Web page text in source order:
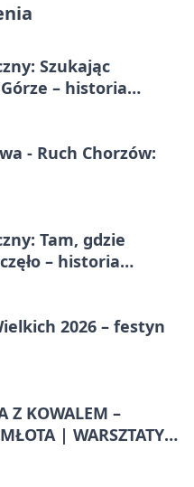
Szukając
– historia
- Ruch Chorzów:
Tam, gdzie
– historia
2026 – festyn
Z KOWALEM –
| WARSZTATY